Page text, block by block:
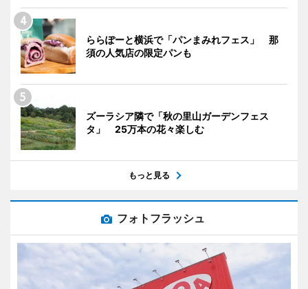
ららぽーと横浜で「パンまみれフェス」 那
須の人気店の限定パンも
ズーラシア隣で「秋の里山ガーデンフェス
タ」 25万本の花々楽しむ
もっと見る
フォトフラッシュ